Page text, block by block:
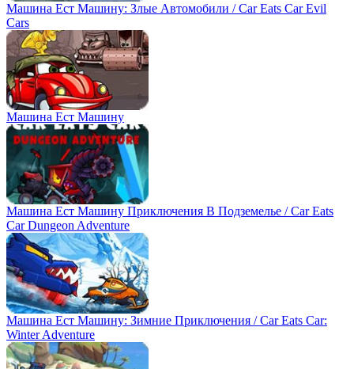
Машина Ест Машину: Злые Автомобили / Car Eats Car Evil
Cars
Машина Ест Машину
Машина Ест Машину Приключения В Подземелье / Car Eats
Car Dungeon Adventure
Машина Ест Машину: Зимние Приключения / Car Eats Car:
Winter Adventure